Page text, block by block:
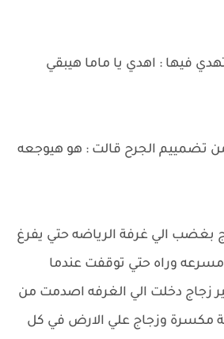
فيها : اهدي يا ماما هيبقي
من تضمييم الجرح قالت : هو هيوجعه
بغضب الي غرفة الرياضه حتي يفرغ
وراه حتي توقفت عندما
دخلت الي الغرفه اصدمت من
مكسرة وزجاج علي الارض في كل